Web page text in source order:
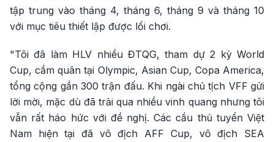
tập trung vào tháng 4, tháng 6, tháng 9 và tháng 10
với mục tiêu thiết lập được lối chơi.
"Tôi đã làm HLV nhiều ĐTQG, tham dự 2 kỳ World
Cup, cầm quân tại Olympic, Asian Cup, Copa America,
tổng cộng gần 300 trận đấu. Khi ngài chủ tịch VFF gửi
lời mời, mặc dù đã trải qua nhiều vinh quang nhưng tôi
vẫn rất háo hức với đề nghị. Các cầu thủ tuyển Việt
Nam hiện tại đã vô địch AFF Cup, vô địch SEA